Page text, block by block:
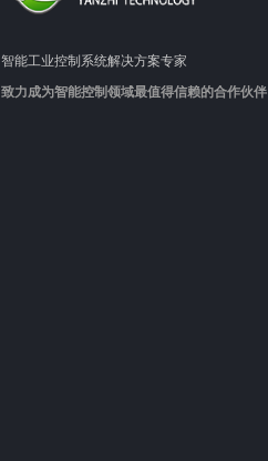
智能工业控制系统解决方案专家
致力成为智能控制领域最值得信赖的合作伙伴